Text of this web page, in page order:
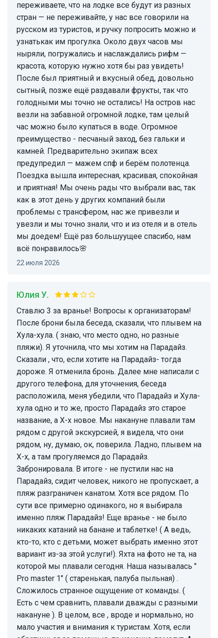
переживаете, что на лодке все будут из разных
стран — не переживайте, у нас все говорили на
русском из туристов, и ручку попросить можно и
узнатькак им прогулка. Около двух часов мы
ныряли, погружались и наслаждались рифм —
красота, которую нужно хотя бы раз увидеть!
После был приятный и вкусный обед, довольно
сытный, позже ещё раздавали фрукты, так что
голодными мы точно не остались! На остров нас
везли на забавной огромной лодке, там целый
час можно было купаться в воде. Огромное
преимущество - песчаный заход, без гальки и
камней. Предварительно экипаж всех
предупредил — мажем спф и берём полотенца.
Поездка вышла интересная, красивая, спокойная
и приятная! Мы очень рады что выбрали вас, так
как в этот день у других компаний были
проблемы с трансфером, нас же привезли и
увезли и мы точно знали, что и из отеля и в отель
мы доедем! Ещё раз большуущее спасибо, нам
всё понравилось🌸
22 июля 2026
Юлия У.
Ставлю 3 за вранье! Вопросы к организаторам!
После брони была беседа, сказали, что плывем на
Хула-хула. ( знаю, что место одно, но разные
пляжи). Я уточнила, что мы хотим на Парадайз.
Сказали , что, если хотите на Парадайз- тогда
дороже. Я отменила бронь. Далее мне написали с
другого телефона, для уточнения, беседа
расположила, меня убедили, что Парадайз и Хула-
хула одно и то же, просто Парадайз это старое
название, а Х-х новое. Мы накануне плавали там
рядом с другой экскурсией, я видела, что они
рядом, ну, думаю, ок, поверила. Ладно, плывем на
Х-х, а там прогуляемся до Парадайз.
Забронировала. В итоге - не пустили нас на
Парадайз, сидит человек, никого не пропускает, а
пляж разграничен канатом. Хотя все рядом. По
сути все примерно одинакого, но я выбирала
именно пляж Парадайз! Еще вранье - не было
никаких катаний на банане и таблетке! ( А ведь,
кто-то, кто с детьми, может выбрать именно этот
вариант из-за этой услуги!). Яхта на фото не та, на
которой мы плавали сегодня. Наша называлась "
Pro master 1" ( старенькая, палуба пыльная) .
Сложилось странное ощущение от команды. (
Есть с чем сравнить, плавали дважды с разными
накануне ). В целом, все , вроде и нормально, но
мало участия и внимания к туристам. Хотя, если